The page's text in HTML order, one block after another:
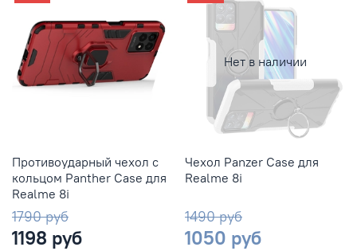
Противоударный чехол с
кольцом Panther Case для
Realme 8i
1790 руб
1198 руб
Нет в наличии
Чехол Panzer Case для
Realme 8i
1490 руб
1050 руб